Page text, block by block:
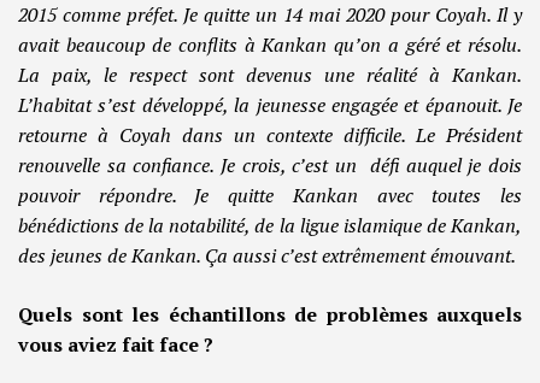
2015 comme préfet. Je quitte un 14 mai 2020 pour Coyah. Il y
avait beaucoup de conflits à Kankan qu’on a géré et résolu.
La paix, le respect sont devenus une réalité à Kankan.
L’habitat s’est développé, la jeunesse engagée et épanouit. Je
retourne à Coyah dans un contexte difficile. Le Président
renouvelle sa confiance. Je crois, c’est un défi auquel je dois
pouvoir répondre. Je quitte Kankan avec toutes les
bénédictions de la notabilité, de la ligue islamique de Kankan,
des jeunes de Kankan. Ça aussi c’est extrêmement émouvant.
Quels sont les échantillons de problèmes auxquels
vous aviez fait face ?